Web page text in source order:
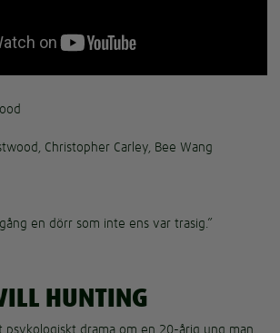
Christopher Carley, Bee Wang
en dörr som inte ens var trasig.”
HUNTING
psykologiskt drama om en 20-årig ung man